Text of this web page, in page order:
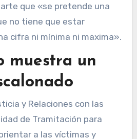
que «se pretende una
no tiene que estar
cifra ni mínima ni maxima».
muestra un
y Relaciones con las
de Tramitación para
a las víctimas y